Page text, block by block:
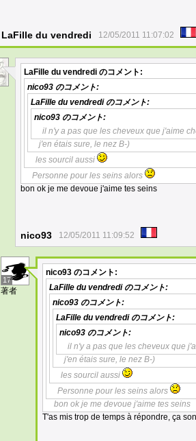
LaFille du vendredi 12/05/2011 11:07:02
LaFille du vendredi のコメント:
nico93 のコメント:
LaFille du vendrediのコメント:
nico93 のコメント:
il n'y a pas que les cheveux que j'aime
j'en étais sure, le nez B-)
les sourcil aussi
Personne pour les seins alors
bon ok je me devoue j'aime tes seins
nico93 12/05/2011 11:09:52
17
著者
nico93 のコメント:
LaFille du vendrediのコメント:
nico93 のコメント:
LaFille du vendrediのコメント:
nico93 のコメント:
il n'y a pas que les cheveux que
j'en étais sure, le nez B-)
les sourcil aussi
Personne pour les seins alors
bon ok je me devoue j'aime tes seins
T'as mis trop de temps à répondre, ça